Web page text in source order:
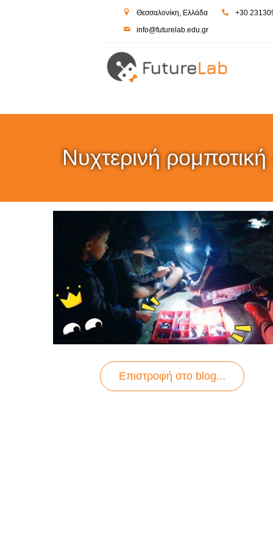
Θεσσαλονίκη, Ελλάδα +30
info@futurelab.edu.gr
Νυχτερινή
Επιστροφή στo blog...